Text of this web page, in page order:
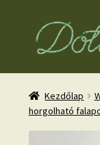
Ugrás
Kilépés
Kezdőlap
horgolható